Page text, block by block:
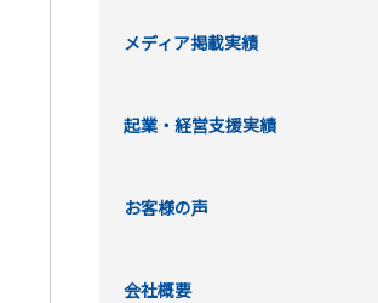
メディア掲載実績
起業・経営支援実績
お客様の声
会社概要